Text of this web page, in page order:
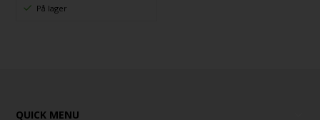
På lager
QUICK MENU